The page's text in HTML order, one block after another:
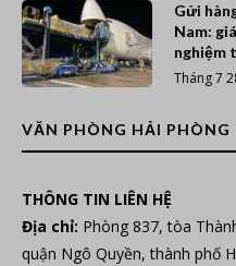
Gửi
Nam:
nghiệm
Tháng 7
VĂN PHÒNG HẢI PHÒNG
THÔNG TIN LIÊN HỆ
Địa chỉ: Phòng 837, tòa
quận Ngô Quyền, thành phố